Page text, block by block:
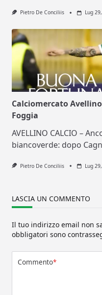
Pietro De Conciliis Lug
Calciomercato
Foggia
AVELLINO CALCIO –
biancoverde: dopo
Pietro De Conciliis Lug
LASCIA UN COMMENTO
Il tuo indirizzo email non
obbligatori sono
Commento*